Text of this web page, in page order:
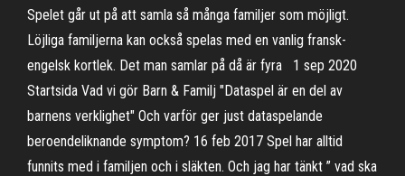
Spelet går ut på att samla så många familjer som möjligt.
Löjliga familjerna kan också spelas med en vanlig fransk-
engelsk kortlek. Det man samlar på då är fyra 1 sep 2020
Startsida Vad vi gör Barn & Familj "Dataspel är en del av
barnens verklighet" Och varför ger just dataspelande
beroendeliknande symptom? 16 feb 2017 Spel har alltid
funnits med i familjen och i släkten. Och jag har tänkt ” vad ska